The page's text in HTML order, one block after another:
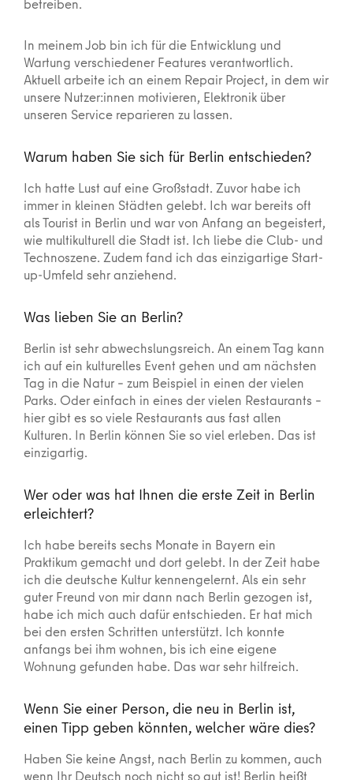
In meinem Job bin ich für die Entwicklung und
Wartung verschiedener Features verantwortlich.
Aktuell arbeite ich an einem Repair Project, in dem wir
unsere Nutzer:innen motivieren, Elektronik über
unseren Service reparieren zu lassen.
Warum haben Sie sich für Berlin entschieden?
Ich hatte Lust auf eine Großstadt. Zuvor habe ich
immer in kleinen Städten gelebt. Ich war bereits oft
als Tourist in Berlin und war von Anfang an begeistert,
wie multikulturell die Stadt ist. Ich liebe die Club- und
Technoszene. Zudem fand ich das einzigartige Start-
up-Umfeld sehr anziehend.
Was lieben Sie an Berlin?
Berlin ist sehr abwechslungsreich. An einem Tag kann
ich auf ein kulturelles Event gehen und am nächsten
Tag in die Natur – zum Beispiel in einen der vielen
Parks. Oder einfach in eines der vielen Restaurants –
hier gibt es so viele Restaurants aus fast allen
Kulturen. In Berlin können Sie so viel erleben. Das ist
einzigartig.
Wer oder was hat Ihnen die erste Zeit in Berlin
erleichtert?
Ich habe bereits sechs Monate in Bayern ein
Praktikum gemacht und dort gelebt. In der Zeit habe
ich die deutsche Kultur kennengelernt. Als ein sehr
guter Freund von mir dann nach Berlin gezogen ist,
habe ich mich auch dafür entschieden. Er hat mich
bei den ersten Schritten unterstützt. Ich konnte
anfangs bei ihm wohnen, bis ich eine eigene
Wohnung gefunden habe. Das war sehr hilfreich.
Wenn Sie einer Person, die neu in Berlin ist,
einen Tipp geben könnten, welcher wäre dies?
Haben Sie keine Angst, nach Berlin zu kommen, auch
wenn Ihr Deutsch noch nicht so gut ist! Berlin heißt